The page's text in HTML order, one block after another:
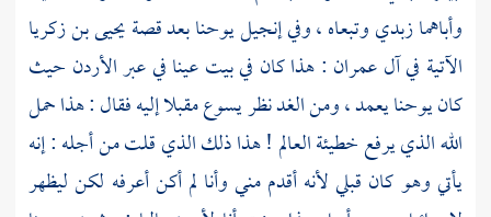
وأباهمازبديوتبعاه ، وفي إنجيليوحنابعد قصةيحيى بن زكريا
الآتية في آل عمران : هذا كان في بيت عينا في عبرالأردن حيث
كانيوحنايعمد ، ومن الغد نظريسوعمقبلا إليه فقال : هذا حمل
الله الذي يرفع خطيئة العالم ! هذا ذلك الذي قلت من أجله : إنه
يأتي وهو كان قبلي لأنه أقدم مني وأنا لم أكن أعرفه لكن ليظهر